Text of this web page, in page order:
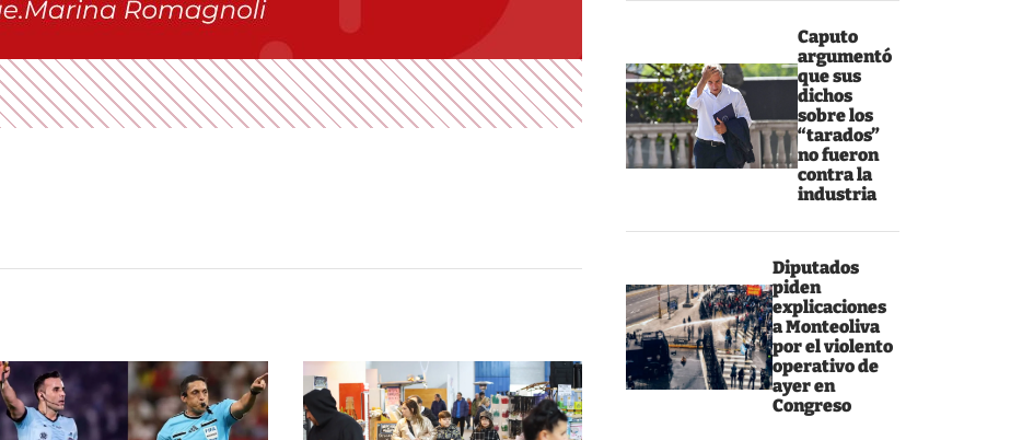
Caputo
argumentó
que sus
dichos
sobre los
“tarados”
no fueron
contra la
industria
Diputados
piden
explicaciones
a Monteoliva
por el violento
operativo de
ayer en
Congreso